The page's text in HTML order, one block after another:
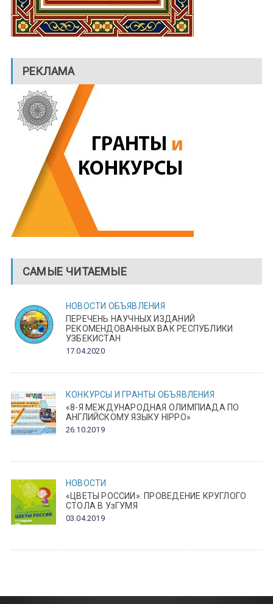
РЕКЛАМА
САМЫЕ ЧИТАЕМЫЕ
НОВОСТИ ОБЪЯВЛЕНИЯ
ПЕРЕЧЕНЬ НАУЧНЫХ ИЗДАНИЙ
РЕКОМЕНДОВАННЫХ ВАК РЕСПУБЛИКИ
УЗБЕКИСТАН
17.04.2020
КОНКУРСЫ И ГРАНТЫ ОБЪЯВЛЕНИЯ
«8-Я МЕЖДУНАРОДНАЯ ОЛИМПИАДА ПО
АНГЛИЙСКОМУ ЯЗЫКУ HIPPO»
26.10.2019
НОВОСТИ
«ЦВЕТЫ РОССИИ»: ПРОВЕДЕНИЕ КРУГЛОГО
СТОЛА В УзГУМЯ
03.04.2019